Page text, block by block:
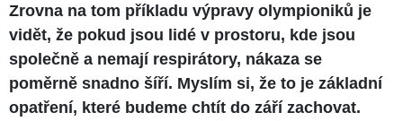
Zrovna na tom příkladu výpravy olympioniků je
vidět, že pokud jsou lidé v prostoru, kde jsou
společně a nemají respirátory, nákaza se
poměrně snadno šíří. Myslím si, že to je základní
opatření, které budeme chtít do září zachovat.